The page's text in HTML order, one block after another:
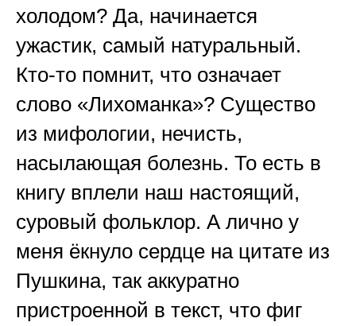
холодом? Да, начинается
ужастик, самый натуральный.
Кто-то помнит, что означает
слово «Лихоманка»? Существо
из мифологии, нечисть,
насылающая болезнь. То есть в
книгу вплели наш настоящий,
суровый фольклор. А лично у
меня ёкнуло сердце на цитате из
Пушкина, так аккуратно
пристроенной в текст, что фиг